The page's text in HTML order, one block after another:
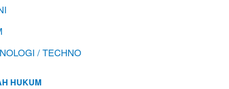
/ TECHNO
HUKUM